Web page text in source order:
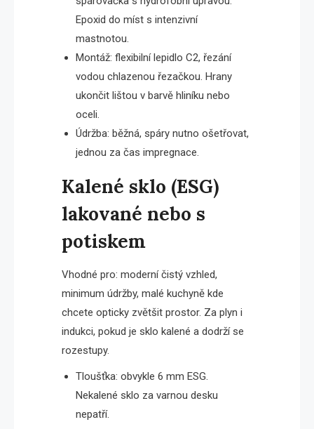
Epoxid do míst s intenzivní
mastnotou.
Montáž: flexibilní lepidlo C2, řezání
vodou chlazenou řezačkou. Hrany
ukončit lištou v barvě hliníku nebo
oceli.
Údržba: běžná, spáry nutno ošetřovat,
jednou za čas impregnace.
Kalené sklo (ESG)
lakované nebo s
potiskem
Vhodné pro: moderní čistý vzhled,
minimum údržby, malé kuchyně kde
chcete opticky zvětšit prostor. Za plyn i
indukci, pokud je sklo kalené a dodrží se
rozestupy.
Tloušťka: obvykle 6 mm ESG.
Nekalené sklo za varnou desku
nepatří.